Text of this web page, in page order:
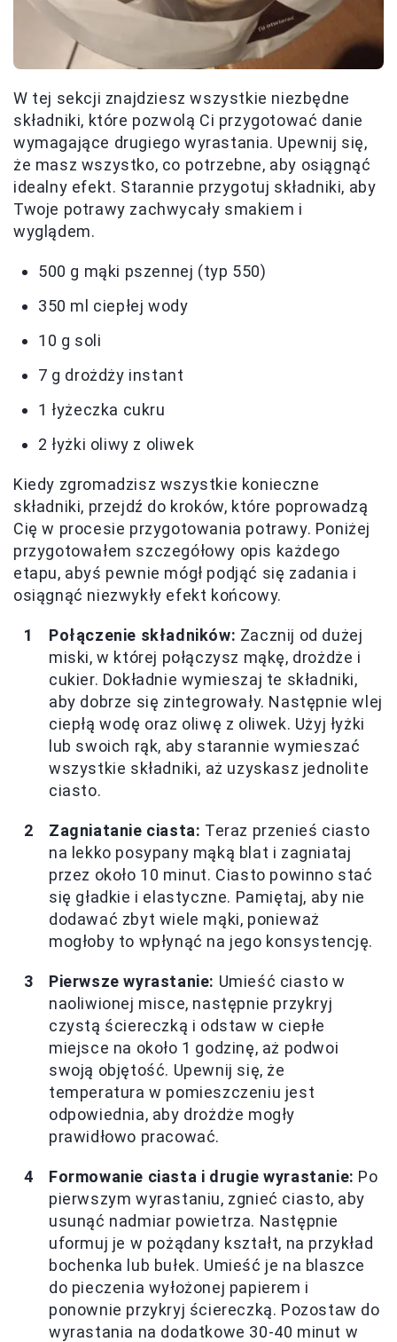
W tej sekcji znajdziesz wszystkie niezbędne
składniki, które pozwolą Ci przygotować danie
wymagające drugiego wyrastania. Upewnij się,
że masz wszystko, co potrzebne, aby osiągnąć
idealny efekt. Starannie przygotuj składniki, aby
Twoje potrawy zachwycały smakiem i
wyglądem.
500 g mąki pszennej (typ 550)
350 ml ciepłej wody
10 g soli
7 g drożdży instant
1 łyżeczka cukru
2 łyżki oliwy z oliwek
Kiedy zgromadzisz wszystkie konieczne
składniki, przejdź do kroków, które poprowadzą
Cię w procesie przygotowania potrawy. Poniżej
przygotowałem szczegółowy opis każdego
etapu, abyś pewnie mógł podjąć się zadania i
osiągnąć niezwykły efekt końcowy.
Połączenie składników: Zacznij od dużej
miski, w której połączysz mąkę, drożdże i
cukier. Dokładnie wymieszaj te składniki,
aby dobrze się zintegrowały. Następnie wlej
ciepłą wodę oraz oliwę z oliwek. Użyj łyżki
lub swoich rąk, aby starannie wymieszać
wszystkie składniki, aż uzyskasz jednolite
ciasto.
Zagniatanie ciasta: Teraz przenieś ciasto
na lekko posypany mąką blat i zagniataj
przez około 10 minut. Ciasto powinno stać
się gładkie i elastyczne. Pamiętaj, aby nie
dodawać zbyt wiele mąki, ponieważ
mogłoby to wpłynąć na jego konsystencję.
Pierwsze wyrastanie: Umieść ciasto w
naoliwionej misce, następnie przykryj
czystą ściereczką i odstaw w ciepłe
miejsce na około 1 godzinę, aż podwoi
swoją objętość. Upewnij się, że
temperatura w pomieszczeniu jest
odpowiednia, aby drożdże mogły
prawidłowo pracować.
Formowanie ciasta i drugie wyrastanie: Po
pierwszym wyrastaniu, zgnieć ciasto, aby
usunąć nadmiar powietrza. Następnie
uformuj je w pożądany kształt, na przykład
bochenka lub bułek. Umieść je na blaszce
do pieczenia wyłożonej papierem i
ponownie przykryj ściereczką. Pozostaw do
wyrastania na dodatkowe 30-40 minut w